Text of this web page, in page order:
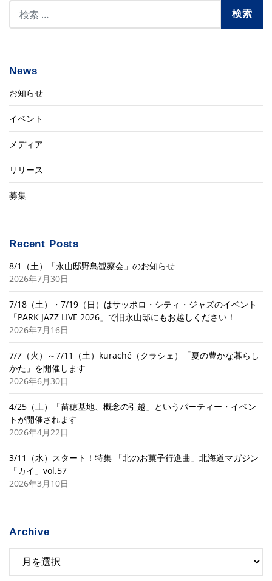
News
お知らせ
イベント
メディア
リリース
募集
Recent Posts
8/1（土）「永山邸野鳥観察会」のお知らせ
2026年7月30日
7/18（土）・7/19（日）はサッポロ・シティ・ジャズのイベント
「PARK JAZZ LIVE 2026」で旧永山邸にもお越しください！
2026年7月16日
7/7（火）～7/11（土）kuraché（クラシェ）「夏の豊かな暮らし
かた」を開催します
2026年6月30日
4/25（土）「苗穂基地、概念の引越」というパーティー・イベン
トが開催されます
2026年4月22日
3/11（水）スタート！特集 「北のお菓子行進曲」北海道マガジン
「カイ」vol.57
2026年3月10日
Archive